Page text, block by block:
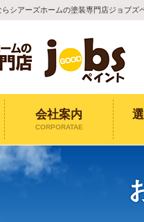
シアーズホームの塗装専門店ジョブズ
会社案内
CORPORATAE